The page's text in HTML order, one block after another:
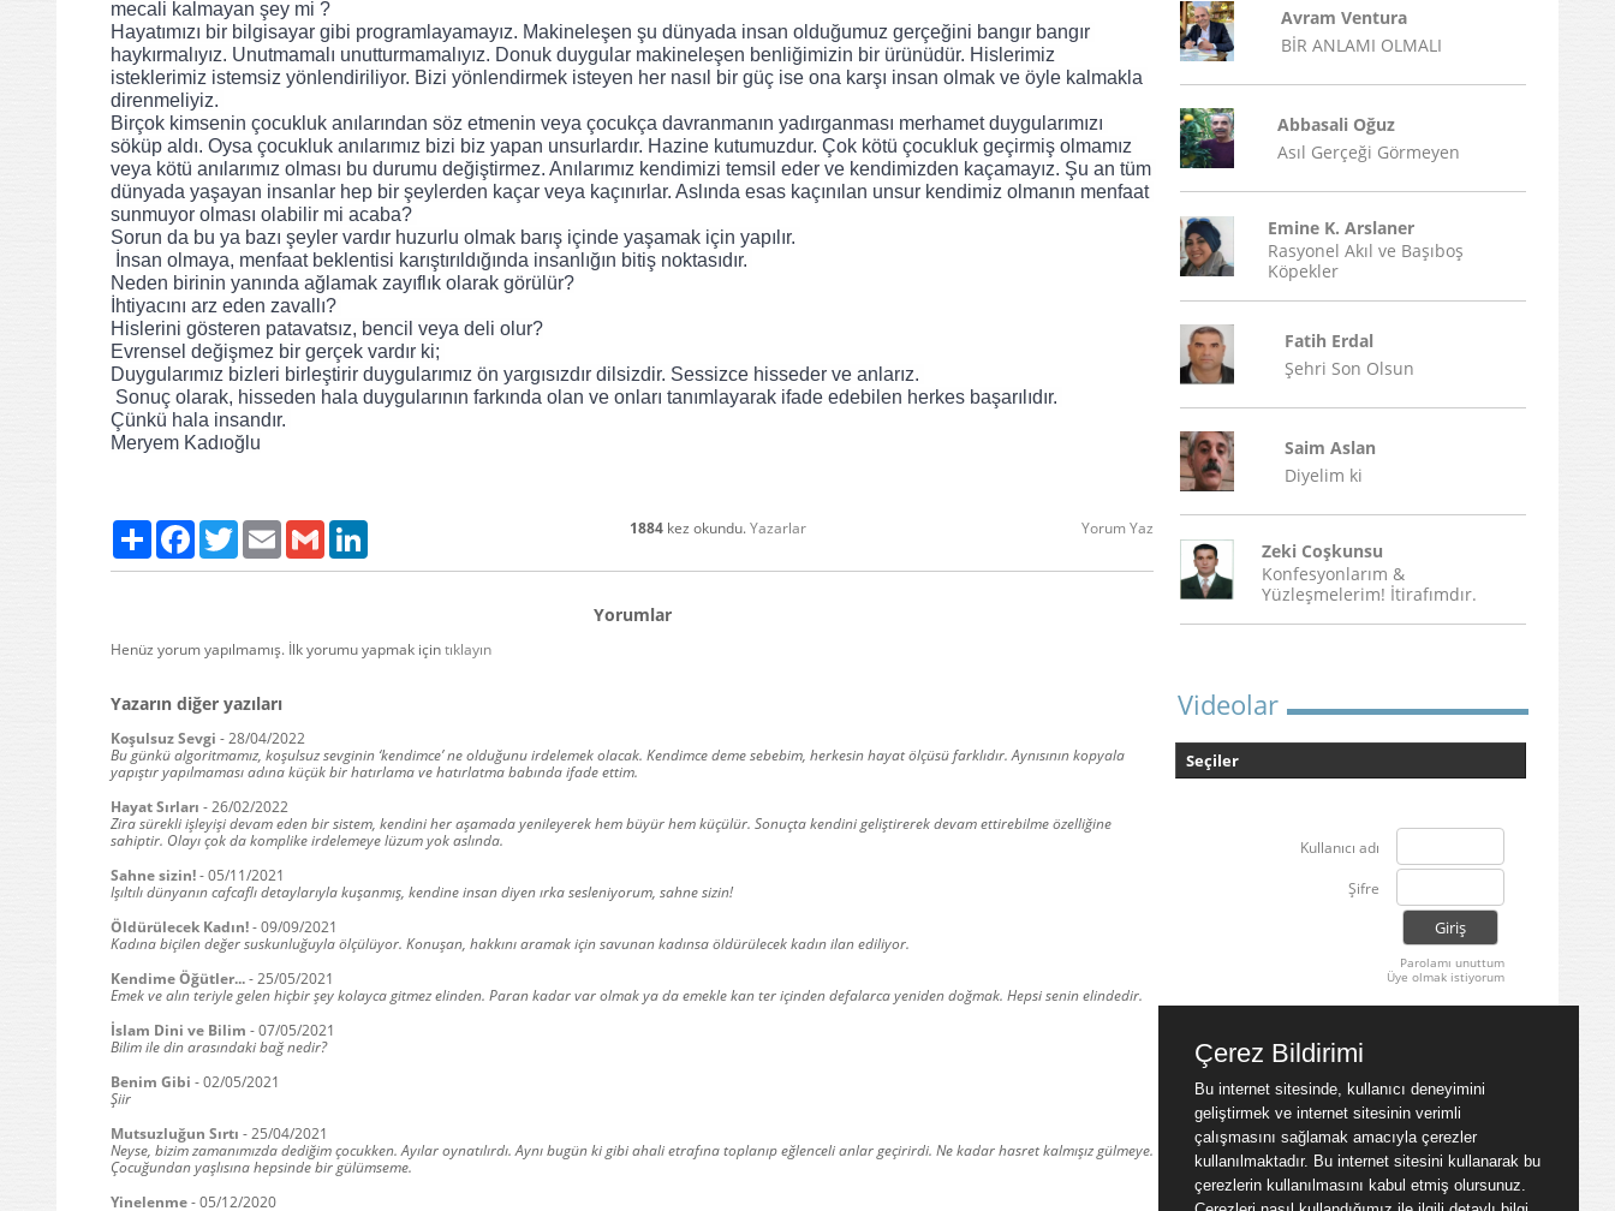
mecali kalmayan şey mi ?
Hayatımızı bir bilgisayar gibi programlayamayız. Makineleşen şu dünyada insan olduğumuz gerçeğini bangır bangır
haykırmalıyız. Unutmamalı unutturmamalıyız. Donuk duygular makineleşen benliğimizin bir ürünüdür. Hislerimiz
isteklerimiz istemsiz yönlendiriliyor. Bizi yönlendirmek isteyen her nasıl bir güç ise ona karşı insan olmak ve öyle kalmakla
direnmeliyiz.
Birçok kimsenin çocukluk anılarından söz etmenin veya çocukça davranmanın yadırganması merhamet duygularımızı
söküp aldı. Oysa çocukluk anılarımız bizi biz yapan unsurlardır. Hazine kutumuzdur. Çok kötü çocukluk geçirmiş olmamız
veya kötü anılarımız olması bu durumu değiştirmez. Anılarımız kendimizi temsil eder ve kendimizden kaçamayız. Şu an tüm
dünyada yaşayan insanlar hep bir şeylerden kaçar veya kaçınırlar. Aslında esas kaçınılan unsur kendimiz olmanın menfaat
sunmuyor olması olabilir mi acaba?
Sorun da bu ya bazı şeyler vardır huzurlu olmak barış içinde yaşamak için yapılır.
İnsan olmaya, menfaat beklentisi karıştırıldığında insanlığın bitiş noktasıdır.
Neden birinin yanında ağlamak zayıflık olarak görülür?
İhtiyacını arz eden zavallı?
Hislerini gösteren patavatsız, bencil veya deli olur?
Evrensel değişmez bir gerçek vardır ki;
Duygularımız bizleri birleştirir duygularımız ön yargısızdır dilsizdir. Sessizce hisseder ve anlarız.
Sonuç olarak, hisseden hala duygularının farkında olan ve onları tanımlayarak ifade edebilen herkes başarılıdır.
Çünkü hala insandır.
Meryem Kadıoğlu
Paylaş FacebookTwitter Email Gmail Yorum Yaz
1884kez okundu.Yazarlar
Yorumlar
Henüz yorum yapılmamış. İlk yorumu yapmak içintıklayın
Yazarın diğer yazıları
Koşulsuz Sevgi -28/04/2022
Bu günkü algoritmamız, koşulsuz sevginin ‘kendimce’ ne olduğunu irdelemek olacak. Kendimce deme sebebim, herkesin hayat ölçüsü farklıdır. Aynısının kopyala
yapıştır yapılmaması adına küçük bir hatırlama ve hatırlatma babında ifade ettim.
Hayat Sırları -26/02/2022
Zira sürekli işleyişi devam eden bir sistem, kendini her aşamada yenileyerek hem büyür hem küçülür. Sonuçta kendini geliştirerek devam ettirebilme özelliğine
sahiptir. Olayı çok da komplike irdelemeye lüzum yok aslında.
Sahne sizin!-05/11/2021
Işıltılı dünyanın cafcaflı detaylarıyla kuşanmış, kendine insan diyen ırka sesleniyorum, sahne sizin!
Öldürülecek Kadın!-09/09/2021
Kadına biçilen değer suskunluğuyla ölçülüyor. Konuşan, hakkını aramak için savunan kadınsa öldürülecek kadın ilan ediliyor.
Kendime Öğütler...-25/05/2021
Emek ve alın teriyle gelen hiçbir şey kolayca gitmez elinden. Paran kadar var olmak ya da emekle kan ter içinden defalarca yeniden doğmak. Hepsi senin elindedir.
İslam Dini ve Bilim -07/05/2021
Bilim ile din arasındaki bağ nedir?
Benim Gibi -02/05/2021
Şiir
Mutsuzluğun Sırtı -25/04/2021
Neyse, bizim zamanımızda dediğim çocukken. Ayılar oynatılırdı. Aynı bugün ki gibi ahali etrafına toplanıp eğlenceli anlar geçirirdi. Ne kadar hasret kalmışız gülmeye.
Çocuğundan yaşlısına hepsinde bir gülümseme.
Yinelenme-05/12/2020
Avram Ventura
BİR ANLAMI OLMALI
Abbasali Oğuz
Asıl Gerçeği Görmeyen
Emine K. Arslaner
Rasyonel Akıl ve Başıboş
Köpekler
Fatih Erdal
Şehri Son Olsun
Saim Aslan
Diyelim ki
Zeki Coşkunsu
Konfesyonlarım &
Yüzleşmelerim! İtirafımdır.
Videolar
Seçiler
Kullanıcı adı
Şifre
Parolamı unuttum
Üye olmak istiyorum
Çerez Bildirimi
Bu internet sitesinde, kullanıcı deneyimini
geliştirmek ve internet sitesinin verimli
çalışmasını sağlamak amacıyla çerezler
kullanılmaktadır. Bu internet sitesini kullanarak bu
çerezlerin kullanılmasını kabul etmiş olursunuz.